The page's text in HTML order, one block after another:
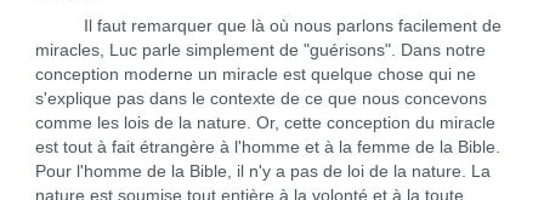
Il faut remarquer que là où nous parlons facilement de
miracles, Luc parle simplement de "guérisons". Dans notre
conception moderne un miracle est quelque chose qui ne
s'explique pas dans le contexte de ce que nous concevons
comme les lois de la nature. Or, cette conception du miracle
est tout à fait étrangère à l'homme et à la femme de la Bible.
Pour l'homme de la Bible, il n'y a pas de loi de la nature. La
nature est soumise tout entière à la volonté et à la toute